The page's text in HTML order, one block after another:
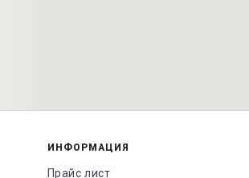
ИНФОРМАЦИЯ
Прайс лист